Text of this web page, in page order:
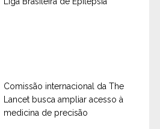
Comissão internacional da The
Lancet busca ampliar acesso à
medicina de precisão